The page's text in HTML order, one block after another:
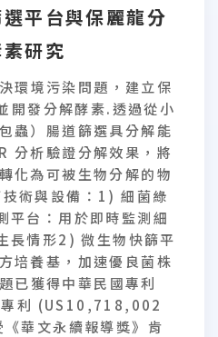
平台與保麗龍分
研究
環境污染問題，建立保
開發分解酵素.透過從小
蟲）腸道篩選具分解能
分析驗證分解效果，將
化為可被生物分解的物
術與設備：1) 細菌綠
平台：用於即時監測細
長情形2) 微生物快篩平
培養基，加速優良菌株
已獲得中華民國專利
利 (US10,718,002
華文永續報導獎》肯